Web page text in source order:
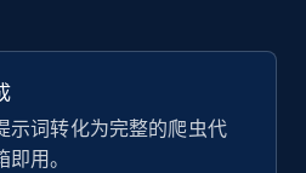
示词转化为完整的爬虫代
即用。